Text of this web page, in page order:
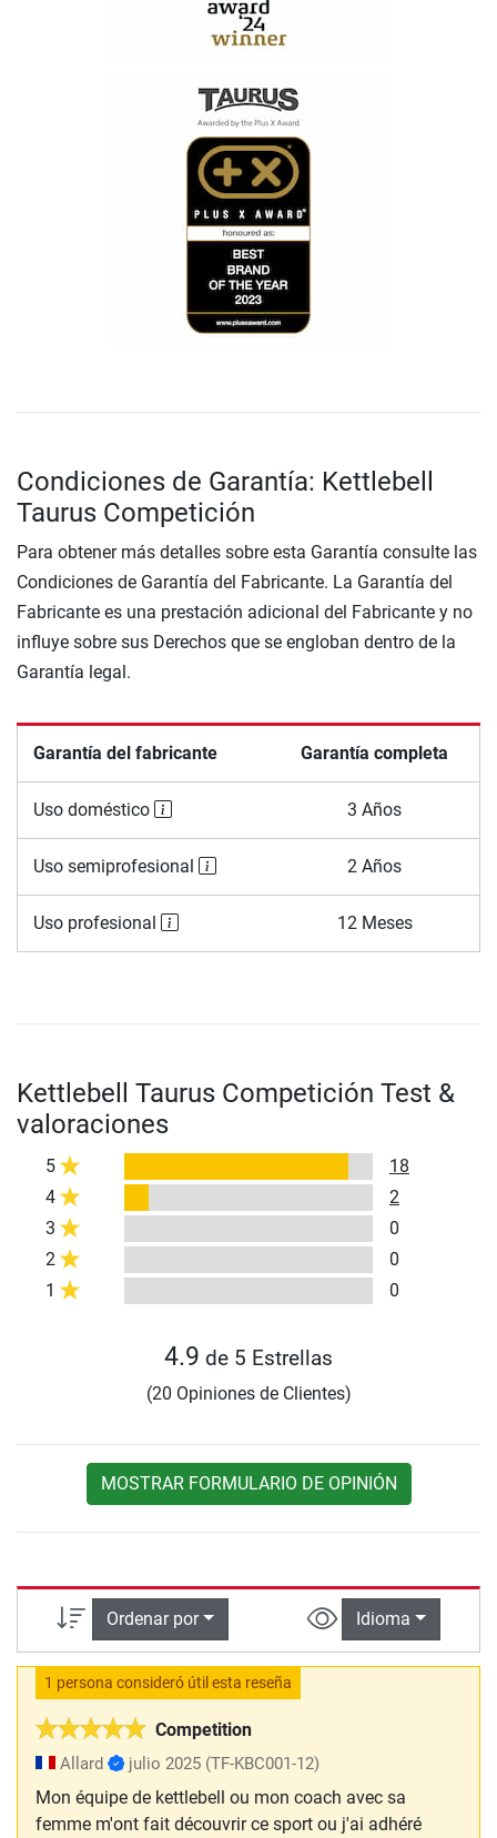
Condiciones de Garantía: Kettlebell
Taurus Competición
Para obtener más detalles sobre esta Garantía consulte las
Condiciones de Garantía del Fabricante. La Garantía del
Fabricante es una prestación adicional del Fabricante y no
influye sobre sus Derechos que se engloban dentro de la
Garantía legal.
Garantía del fabricante Garantía completa
Uso doméstico 3 Años
Uso semiprofesional 2 Años
Uso profesional 12 Meses
Kettlebell Taurus Competición Test &
valoraciones
5
18
4
2
3
0
2
0
1
0
4.9 de 5 Estrellas
(20 Opiniones de Clientes)
MOSTRAR FORMULARIO DE OPINIÓN
Ordenar por Idioma
Competition
1 persona consideró útil esta reseña
Allard julio 2025 (TF-KBC001-12)
Mon équipe de kettlebell ou mon coach avec sa
femme m'ont fait découvrir ce sport ou j'ai adhéré